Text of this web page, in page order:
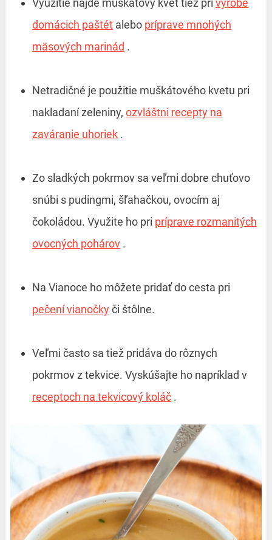
Využitie nájde muškátový kvet tiež pri výrobe
domácich paštétalebo príprave mnohých
mäsových marinád .
Netradičné je použitie muškátového kvetu pri
nakladaní zeleniny, ozvláštni recepty na
zaváranie uhoriek.
Zo sladkých pokrmov sa veľmi dobre chuťovo
snúbi s pudingmi, šľahačkou, ovocím aj
čokoládou. Využite ho pri príprave rozmanitých
ovocných pohárov.
Na Vianoce ho môžete pridať do cesta pri
pečení vianočkyči štôlne.
Veľmi často sa tiež pridáva do rôznych
pokrmov z tekvice. Vyskúšajte ho napríklad v
receptoch na tekvicový koláč.